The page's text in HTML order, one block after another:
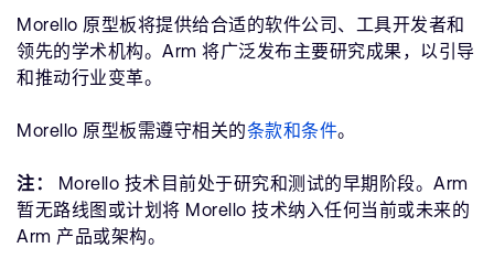
Morello 原型板将提供给合适的软件公司、工具开发者和
领先的学术机构。Arm 将广泛发布主要研究成果，以引导
和推动行业变革。
Morello 原型板需遵守相关的条款和条件。
注：
Morello 技术目前处于研究和测试的早期阶段。Arm
暂无路线图或计划将 Morello 技术纳入任何当前或未来的
Arm 产品或架构。